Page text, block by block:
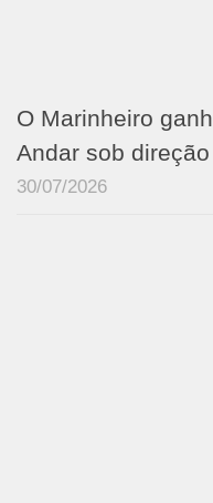
O Marinheiro
Andar sob
30/07/2026